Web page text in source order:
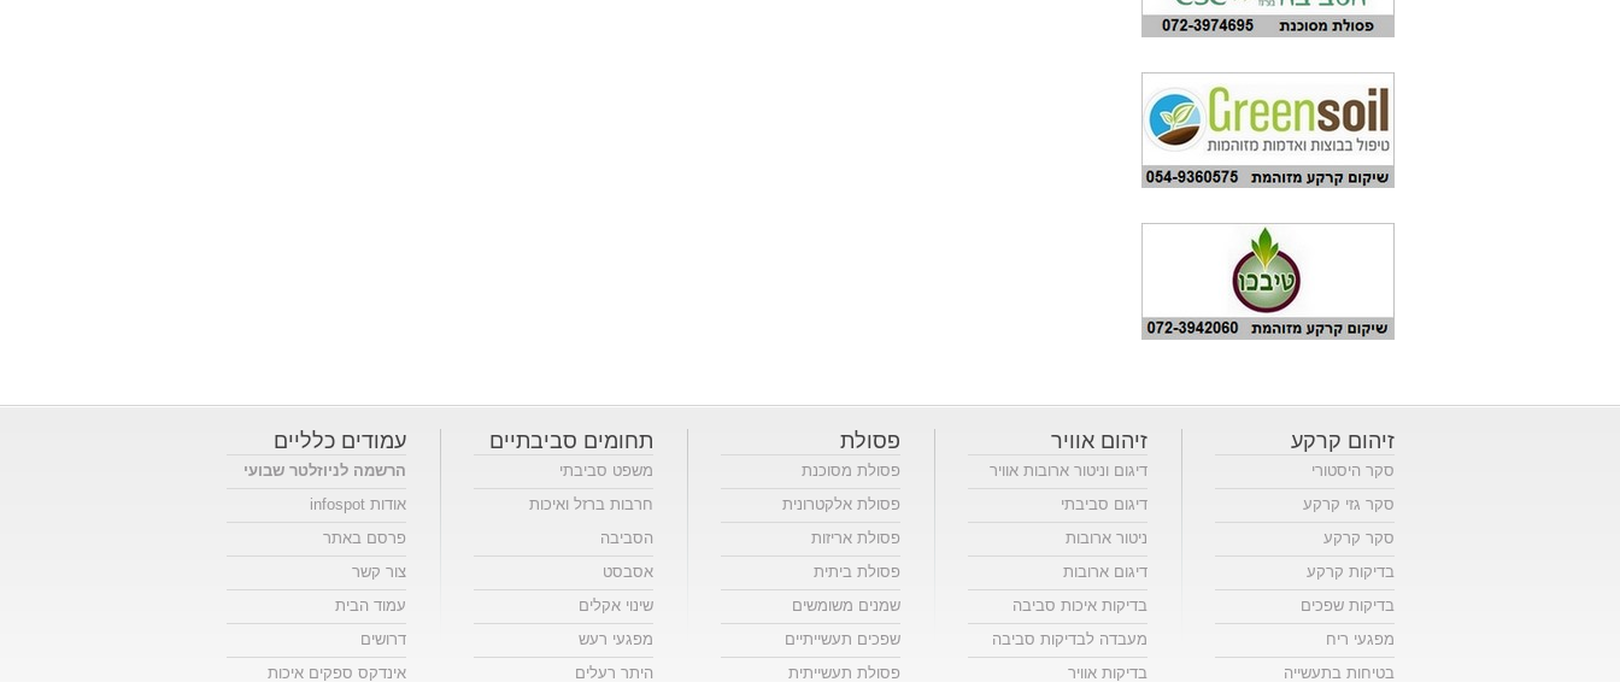
זיהום קרקע
סקר היסטורי
סקר גזי קרקע
סקר קרקע
בדיקות קרקע
בדיקות שפכים
מפגעי ריח
בטיחות בתעשייה
זיהום אוויר
דיגום וניטור ארובות אוויר
דיגום סביבתי
ניטור ארובות
דיגום ארובות
בדיקות איכות סביבה
מעבדה לבדיקות סביבה
בדיקות אוויר
פסולת
פסולת מסוכנת
פסולת אלקטרונית
פסולת אריזות
פסולת ביתית
שמנים משומשים
שפכים תעשייתיים
פסולת תעשייתית
תחומים סביבתיים
משפט סביבתי
חרבות ברזל ואיכות
הסביבה
אסבסט
שינוי אקלים
מפגעי רעש
היתר רעלים
עמודים כלליים
הרשמה לניוזלטר שבועי
אודות infospot
פרסם באתר
צור קשר
עמוד הבית
דרושים
אינדקס ספקים איכות